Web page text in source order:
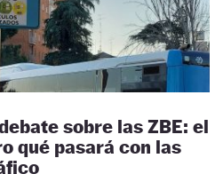
sobre las ZBE: el
qué pasará con las